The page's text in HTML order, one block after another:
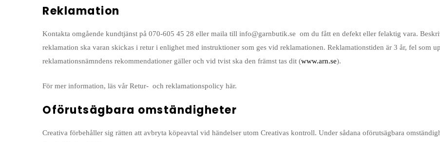
Reklamation
Kontakta omgående kundtjänst på 070-605 45 28 eller maila till info@garnbutik.se om du fått en defekt eller felaktig vara.
reklamation ska varan skickas i retur i enlighet med instruktioner som ges vid reklamationen. Reklamationstiden är 3 år, fel som
reklamationsnämndens rekommendationer gäller och vid tvist ska den främst tas dit (www.arn.se).
För mer information, läs vår Retur- och reklamationspolicy här.
Oförutsägbara omständigheter
Creativa förbehåller sig rätten att avbryta köpeavtal vid händelser utom Creativas kontroll. Under sådana oförutsägbara